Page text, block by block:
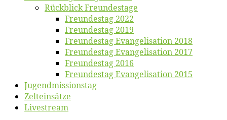
Rück­blick Freundestage
Freun­des­tag 2022
Freun­des­tag 2019
Freun­des­tag Evan­ge­li­sa­ti­on 2018
Freun­des­tag Evan­ge­li­sa­ti­on 2017
Freun­des­tag 2016
Freun­des­tag Evan­ge­li­sa­ti­on 2015
Jugend­mis­sions­tag
Zelt­ein­sät­ze
Live­stream